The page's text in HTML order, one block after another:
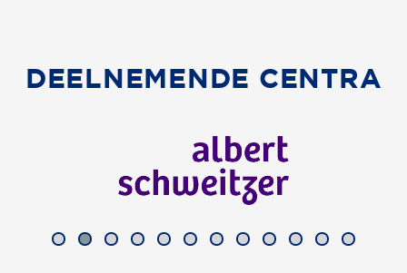
DEELNEMENDE CENTRA